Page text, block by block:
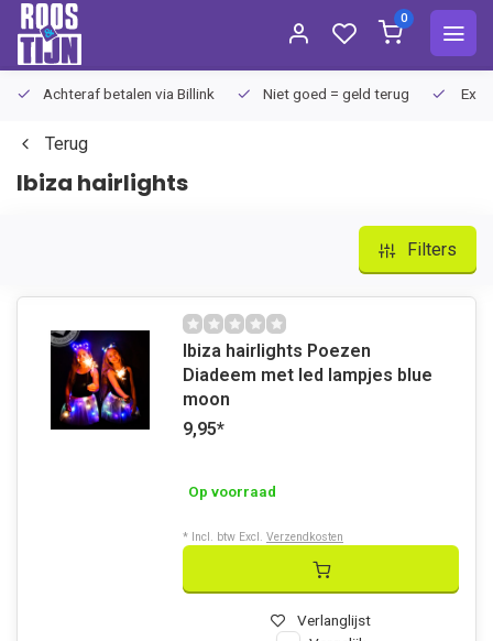
0
Achteraf betalen via Billink Niet goed = geld terug
Terug
Ibiza hairlights
Filters
Ibiza hairlights Poezen
Diadeem met led lampjes blue
moon
9,95*
Op voorraad
Verlanglijst
* Incl. btw Excl. Verzendkosten